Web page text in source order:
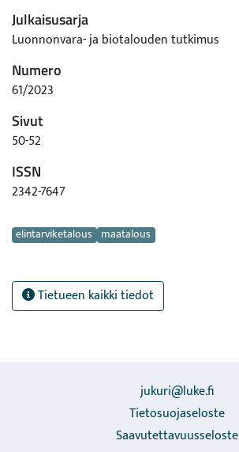
Julkaisusarja
Luonnonvara- ja biotalouden tutkimus
Numero
61/2023
Sivut
50-52
ISSN
2342-7647
Avainsanat
elintarviketalous maatalous
Tietueen kaikki tiedot
jukuri@luke.fi
Tietosuojaseloste
Saavutettavuusseloste